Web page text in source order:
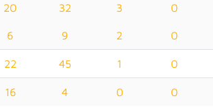
20 32 3 0
6 9 2 0
22 45 1 0
16 4 0 0